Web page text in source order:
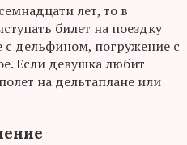
лет, то в
билет на поездку
с дельфином, погружение с
Если девушка любит
на дельтаплане или